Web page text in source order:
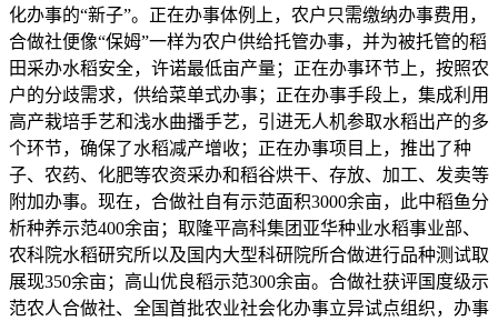
化办事的“新子”。正在办事体例上，农户只需缴纳办事费用，
合做社便像“保姆”一样为农户供给托管办事，并为被托管的稻
田采办水稻安全，许诺最低亩产量；正在办事环节上，按照农
户的分歧需求，供给菜单式办事；正在办事手段上，集成利用
高产栽培手艺和浅水曲播手艺，引进无人机参取水稻出产的多
个环节，确保了水稻减产增收；正在办事项目上，推出了种
子、农药、化肥等农资采办和稻谷烘干、存放、加工、发卖等
附加办事。现在，合做社自有示范面积3000余亩，此中稻鱼分
析种养示范400余亩；取隆平高科集团亚华种业水稻事业部、
农科院水稻研究所以及国内大型科研院所合做进行品种测试取
展现350余亩；高山优良稻示范300余亩。合做社获评国度级示
范农人合做社、全国首批农业社会化办事立异试点组织，办事